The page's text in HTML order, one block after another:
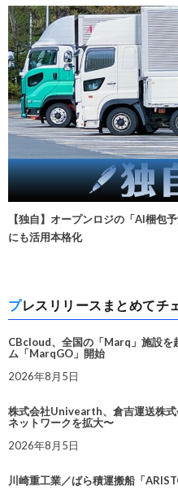
【独自】オープンロジの「AI梱包
にも活用本格化
プレスリリースまとめてチ
CBcloud、全国の「Marq」施設を
ム「MarqGO」開始
2026年8月5日
株式会社Univearth、倉吉運送株
ネットワークを拡大〜
2026年8月5日
川崎重工業／ばら積運搬船「